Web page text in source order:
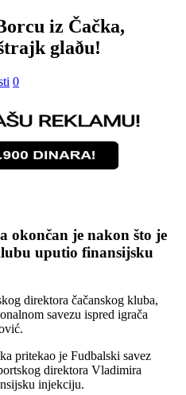
iz Čačka,
glaðu!
0
okončan je nakon što je
uputio finansijsku
direktora čačanskog kluba,
savezu ispred igrača
pritekao je Fudbalski savez
direktora Vladimira
injekciju.